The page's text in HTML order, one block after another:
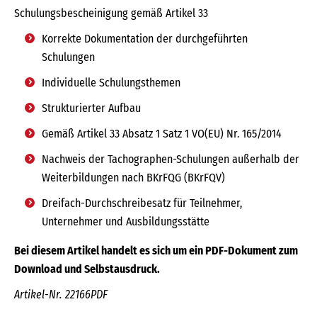
Schulungsbescheinigung gemäß Artikel 33
Korrekte Dokumentation der durchgeführten
Schulungen
Individuelle Schulungsthemen
Strukturierter Aufbau
Gemäß Artikel 33 Absatz 1 Satz 1 VO(EU) Nr. 165/2014
Nachweis der Tachographen-Schulungen außerhalb der
Weiterbildungen nach BKrFQG (BKrFQV)
Dreifach-Durchschreibesatz für Teilnehmer,
Unternehmer und Ausbildungsstätte
Bei diesem Artikel handelt es sich um ein PDF-Dokument zum
Download und Selbstausdruck.
Artikel-Nr. 22166PDF